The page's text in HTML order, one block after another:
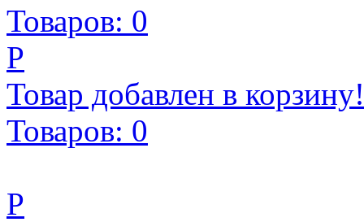
Товаров: 0
Р
Товар добавлен в корзину!
Товаров: 0
Р